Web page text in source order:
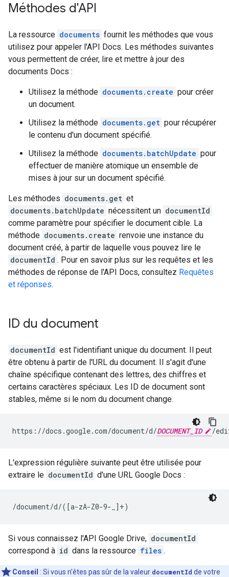
Méthodes d'API
La ressource documents fournit les méthodes que vous
utilisez pour appeler l'API Docs. Les méthodes suivantes
vous permettent de créer, lire et mettre à jour des
documents Docs :
Utilisez la méthode documents.create pour créer
un document.
Utilisez la méthode documents.get pour récupérer
le contenu d'un document spécifié.
Utilisez la méthode documents.batchUpdate pour
effectuer de manière atomique un ensemble de
mises à jour sur un document spécifié.
Les méthodes documents.get et
documents.batchUpdate nécessitent un documentId
comme paramètre pour spécifier le document cible. La
méthode documents.create renvoie une instance du
document créé, à partir de laquelle vous pouvez lire le
documentId . Pour en savoir plus sur les requêtes et les
méthodes de réponse de l'API Docs, consultez Requêtes
et réponses.
ID du document
documentId est l'identifiant unique du document. Il peut
être obtenu à partir de l'URL du document. Il s'agit d'une
chaîne spécifique contenant des lettres, des chiffres et
certains caractères spéciaux. Les ID de document sont
stables, même si le nom du document change.
https://docs.google.com/document/d/DOCUMENT_ID
L'expression régulière suivante peut être utilisée pour
extraire le documentId d'une URL Google Docs :
/document/d/([a-zA-Z0-9-_]+)
Si vous connaissez l'API Google Drive, documentId
correspond à id dans la ressource files .
Conseil : Si vous n'êtes pas sûr de la valeur documentId de votre